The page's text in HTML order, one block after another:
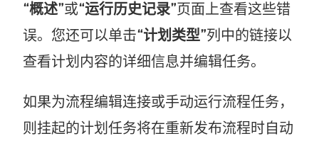
“概述”或“运行历史记录”页面上查看这些错
误。您还可以单击“计划类型”列中的链接以
查看计划内容的详细信息并编辑任务。
如果为流程编辑连接或手动运行流程任务，
则挂起的计划任务将在重新发布流程时自动